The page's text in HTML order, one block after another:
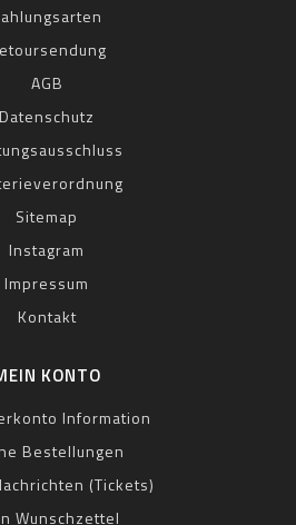
AGB
Datenschutz
Sitemap
Instagram
Impressum
Kontakt
KONTO
Information
Bestellungen
(Tickets)
Wunschzettel